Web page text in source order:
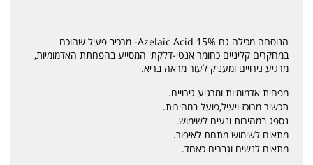
הנוסחה מכילה גם Azelaic Acid 15%- מרכיב פעיל שהוכח
במחקרים קליניים כחומר אנטי-דלקתי המסייע בהפחתת האדמומיות,
מרגיע גירויים ומעניק לעור מראה בריא.
מפחית אדמומיות ומרגיע גירויים.
תכשיר מרוכז ויעיל,פועל במהירות.
נספג במהירות ונעים לשימוש.
מתאים לשימוש מתחת לאיפור.
מתאים לנשים וגברים כאחד.